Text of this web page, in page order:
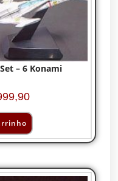
– 6 Konami